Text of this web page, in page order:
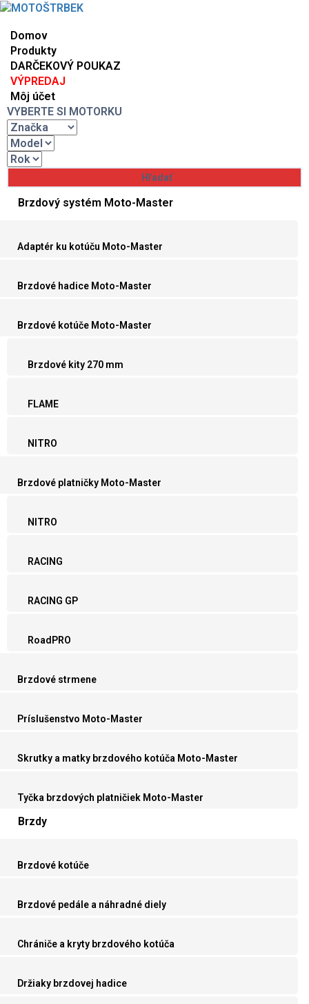
Domov
Produkty
DARČEKOVÝ POUKAZ
VÝPREDAJ
Môj účet
VYBERTE SI MOTORKU
Brzdový systém Moto-Master
Adaptér ku kotúču Moto-Master
Brzdové hadice Moto-Master
Brzdové kotúče Moto-Master
Brzdové kity 270 mm
FLAME
NITRO
Brzdové platničky Moto-Master
NITRO
RACING
RACING GP
RoadPRO
Brzdové strmene
Príslušenstvo Moto-Master
Skrutky a matky brzdového kotúča Moto-Master
Tyčka brzdových platničiek Moto-Master
Brzdy
Brzdové kotúče
Brzdové pedále a náhradné diely
Chrániče a kryty brzdového kotúča
Držiaky brzdovej hadice